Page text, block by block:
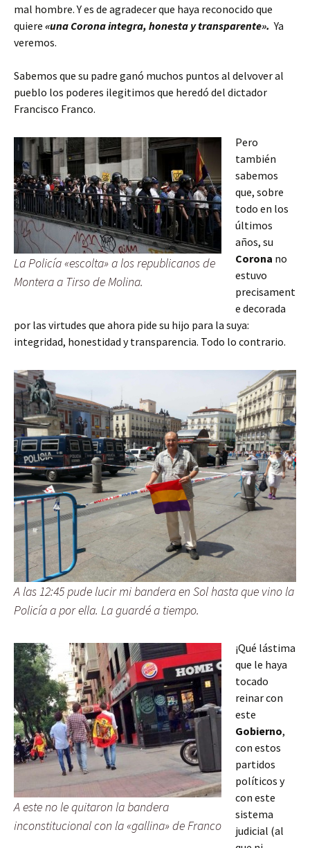
mal hombre. Y es de agradecer que haya reconocido que
quiere «una Corona integra, honesta y transparente». Ya
veremos.
Sabemos que su padre ganó muchos puntos al delvover al
pueblo los poderes ilegitimos que heredó del dictador
Francisco Franco.
La Policía «escolta» a los republicanos de
Montera a Tirso de Molina.
Pero
también
sabemos
que, sobre
todo en los
últimos
años, su
Corona no
estuvo
precisament
e decorada
por las virtudes que ahora pide su hijo para la suya:
integridad, honestidad y transparencia. Todo lo contrario.
A las 12:45 pude lucir mi bandera en Sol hasta que vino la
Policía a por ella. La guardé a tiempo.
A este no le quitaron la bandera
inconstitucional con la «gallina» de Franco
¡Qué lástima
que le haya
tocado
reinar con
este
Gobierno,
con estos
partidos
políticos y
con este
sistema
judicial (al